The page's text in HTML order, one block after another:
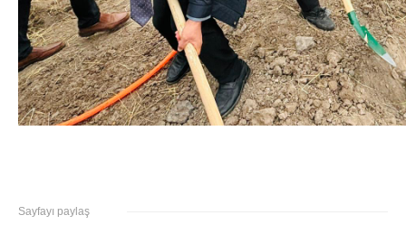
Sayfayı paylaş